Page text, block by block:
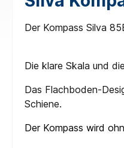
Der Kompass Silva
Die klare Skala und
Das Flachboden-
Schiene.
Der Kompass wird